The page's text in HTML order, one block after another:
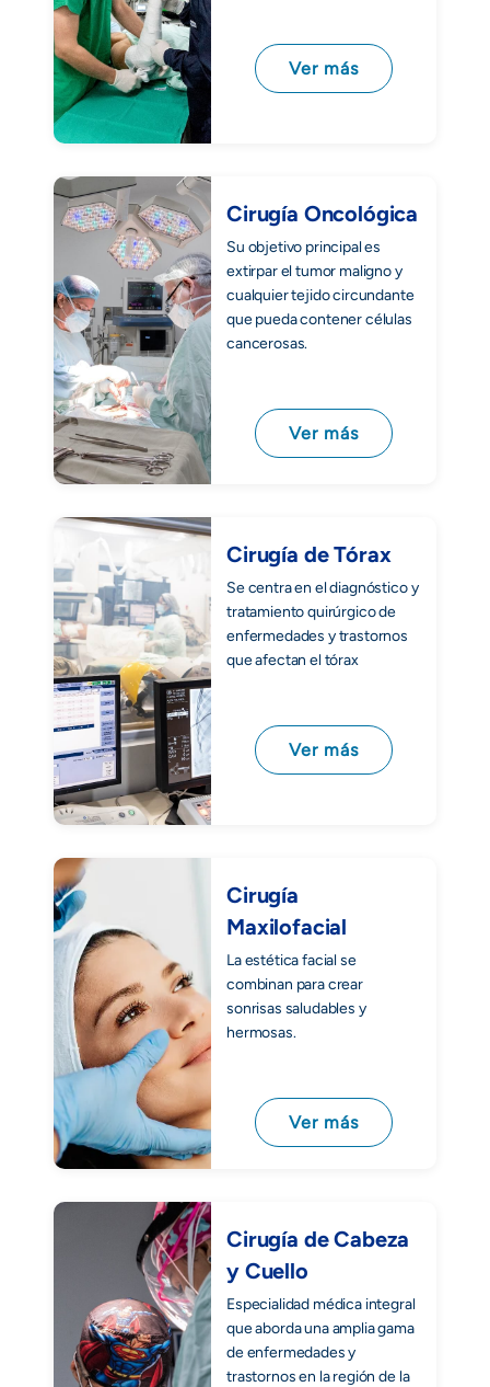
Ver más
Cirugía Oncológica
Su objetivo principal es
extirpar el tumor maligno y
cualquier tejido circundante
que pueda contener células
cancerosas.
Ver más
Cirugía de Tórax
Se centra en el diagnóstico y
tratamiento quirúrgico de
enfermedades y trastornos
que afectan el tórax
Ver más
Cirugía
Maxilofacial
La estética facial se
combinan para crear
sonrisas saludables y
hermosas.
Ver más
Cirugía de Cabeza
y Cuello
Especialidad médica integral
que aborda una amplia gama
de enfermedades y
trastornos en la región de la